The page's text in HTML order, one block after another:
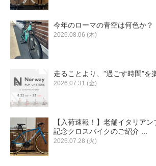
今年のローマの青空は何色か？
2026.08.06 (木)
走ることより、”過ごす時間”を
2026.07.31 (金)
【入荷速報！】老舗イタリア
記念クロスバイクのご紹介 ...
2026.07.28 (火)